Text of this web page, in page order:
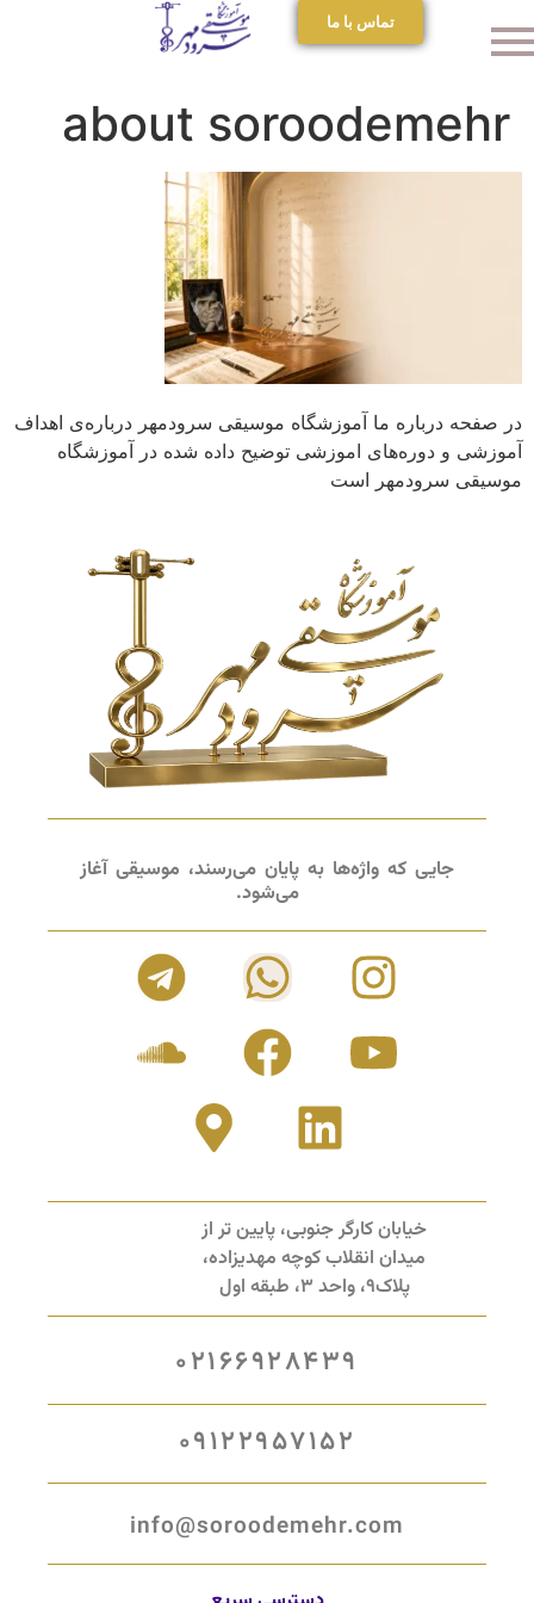
تماس با ما
about soroodemehr
در صفحه درباره ما آموزشگاه موسیقی سرودمهر درباره‌ی اهداف
آموزشی و دوره‌های اموزشی توضیح داده شده در آموزشگاه
موسیقی سرودمهر است
جایی که واژه‌ها به پایان می‌رسند، موسیقی آغاز
می‌شود.
خیابان کارگر جنوبی، پایین تر از
میدان انقلاب کوچه مهدیزاده،
پلاک9، واحد 3، طبقه اول
02166928439
09122957152
info@soroodemehr.com